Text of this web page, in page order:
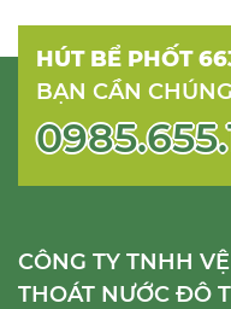
HÚT BỂ PHỐT
BẠN CẦN
CÔNG TY TNHH
THOÁT NƯỚC ĐÔ